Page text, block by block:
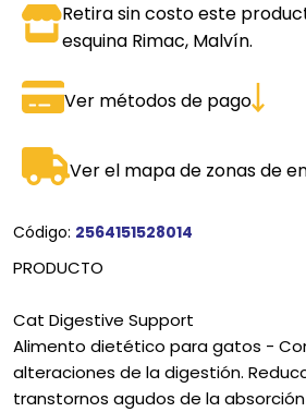
Retira sin costo este
esquina Rimac, Malvín.
Ver métodos de pago
Ver el mapa de zonas de
Código: 2564151528014
PRODUCTO
Cat Digestive Support
Alimento dietético para gatos -
alteraciones de la digestión.
transtornos agudos de la